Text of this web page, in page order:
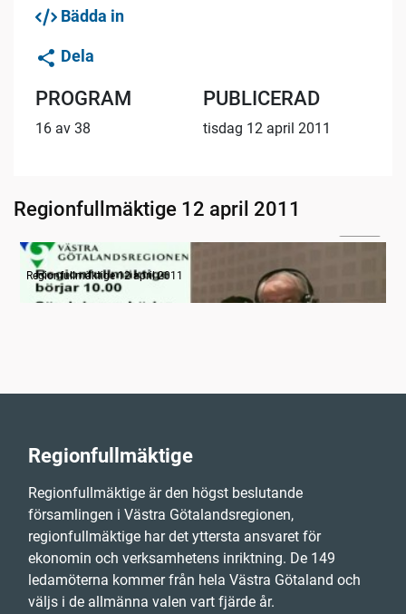
Bädda in
Dela
PROGRAM
16 av 38
PUBLICERAD
tisdag 12 april 2011
Regionfullmäktige 12 april 2011
Radion informerar
Regionfullmäktige 12 april 2011
Regionfullmäktige
Regionfullmäktige är den högst beslutande
församlingen i Västra Götalandsregionen,
regionfullmäktige har det yttersta ansvaret för
ekonomin och verksamhetens inriktning. De 149
ledamöterna kommer från hela Västra Götaland och
väljs i de allmänna valen vart fjärde år.